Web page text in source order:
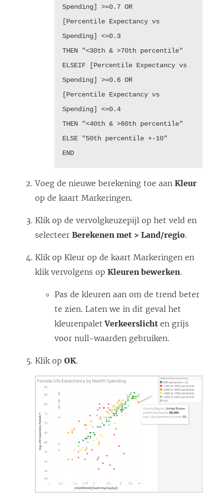
Spending] >=0.7 OR
[Percentile Expectancy vs
Spending] <=0.3
THEN "<30th & >70th percentile"
ELSEIF [Percentile Expectancy vs
Spending] >=0.6 OR
[Percentile Expectancy vs
Spending] <=0.4
THEN "<40th & >60th percentile"
ELSE "50th percentile +-10"
END
Voeg de nieuwe berekening toe aan Kleur
op de kaart Markeringen.
Klik op de vervolgkeuzepijl op het veld en
selecteer Berekenen met > Land/regio.
Klik op Kleur op de kaart Markeringen en
klik vervolgens op Kleuren bewerken.
Pas de kleuren aan om de trend beter
te zien. Laten we in dit geval het
kleurenpalet Verkeerslicht en grijs
voor null-waarden gebruiken.
Klik op OK.